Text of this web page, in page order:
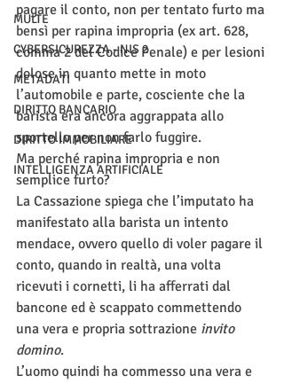
MULTE
CYBERSICUREZZA - NIS 2
METADATI
DIRITTO BANCARIO
DIRITTO IMMOBILIARE
INTELLIGENZA ARTIFICIALE
pagare il conto, non per tentato furto ma
bensì per rapina impropria (ex art. 628,
comma 2 del Codice Penale) e per lesioni
dolose in quanto mette in moto
l’automobile e parte, cosciente che la
barista era ancora aggrappata allo
sportello per non farlo fuggire.
Ma perché rapina impropria e non
semplice furto?
La Cassazione spiega che l’imputato ha
manifestato alla barista un intento
mendace, ovvero quello di voler pagare il
conto, quando in realtà, una volta
ricevuti i cornetti, li ha afferrati dal
bancone ed è scappato commettendo
una vera e propria sottrazione invito
domino.
L’uomo quindi ha commesso una vera e